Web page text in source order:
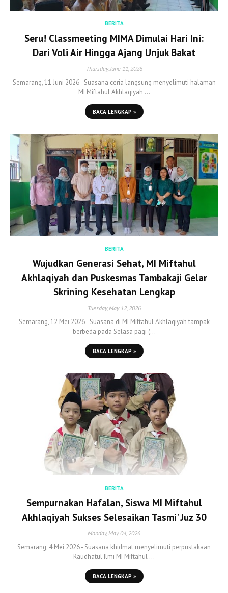
BERITA
Seru! Classmeeting MIMA Dimulai Hari Ini:
Dari Voli Air Hingga Ajang Unjuk Bakat
Thursday, June 11, 2026
Semarang, 11 Juni 2026 - Suasana ceria langsung menyelimuti halaman
MI Miftahul Akhlaqiyah …
BACA LENGKAP »
BERITA
Wujudkan Generasi Sehat, MI Miftahul
Akhlaqiyah dan Puskesmas Tambakaji Gelar
Skrining Kesehatan Lengkap
Tuesday, May 12, 2026
Semarang, 12 Mei 2026 - Suasana di MI Miftahul Akhlaqiyah tampak
berbeda pada Selasa pagi (…
BACA LENGKAP »
BERITA
Sempurnakan Hafalan, Siswa MI Miftahul
Akhlaqiyah Sukses Selesaikan Tasmi' Juz 30
Monday, May 04, 2026
Semarang, 4 Mei 2026 - Suasana khidmat menyelimuti perpustakaan
Raudhatul Ilmi MI Miftahul …
BACA LENGKAP »